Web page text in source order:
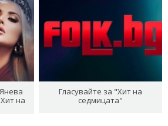
на
Гласувайте за "Хит на
седмицата"